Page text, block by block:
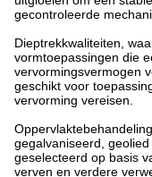
gecontroleerde
Dieptrekkwaliteiten,
vormtoepassingen die
vervormingsvermogen
geschikt voor
vervorming vereisen.
gegalvaniseerd,
geselecteerd op basis
verven en verdere